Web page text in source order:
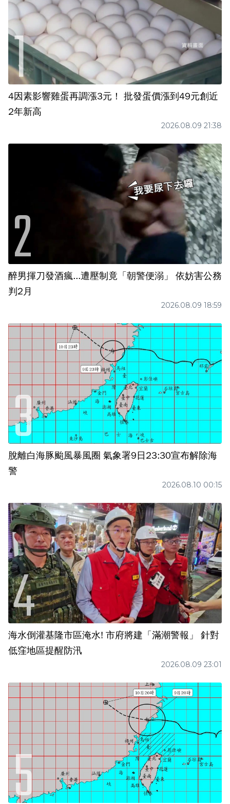
4因素影響雞蛋再調漲3元！ 批發蛋價漲到49元創近
2年新高
2026.08.09 21:38
醉男揮刀發酒瘋...遭壓制竟「朝警便溺」 依妨害公務
判2月
2026.08.09 18:59
脫離白海豚颱風暴風圈 氣象署9日23:30宣布解除海
警
2026.08.10 00:15
海水倒灌基隆市區淹水! 市府將建「滿潮警報」 針對
低窪地區提醒防汛
2026.08.09 23:01